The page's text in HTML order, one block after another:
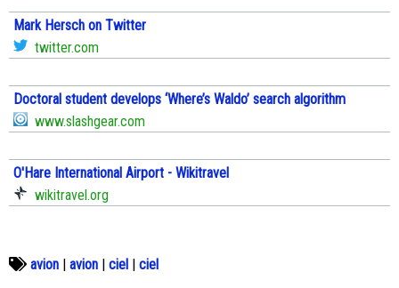
Mark Hersch on Twitter
twitter.com
Doctoral student develops ‘Where’s Waldo’ search algorithm
www.slashgear.com
O'Hare International Airport - Wikitravel
wikitravel.org
avion | avion | ciel | ciel